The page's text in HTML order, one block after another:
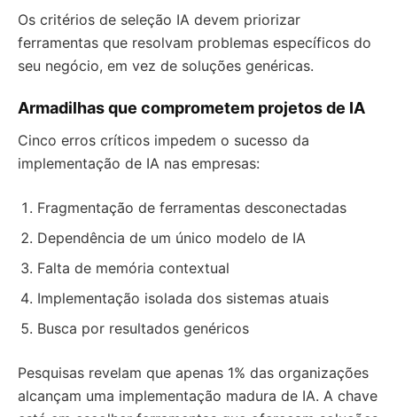
Os critérios de seleção IA devem priorizar
ferramentas que resolvam problemas específicos do
seu negócio, em vez de soluções genéricas.
Armadilhas que comprometem projetos de IA
Cinco erros críticos impedem o sucesso da
implementação de IA nas empresas:
Fragmentação de ferramentas desconectadas
Dependência de um único modelo de IA
Falta de memória contextual
Implementação isolada dos sistemas atuais
Busca por resultados genéricos
Pesquisas revelam que apenas 1% das organizações
alcançam uma implementação madura de IA. A chave